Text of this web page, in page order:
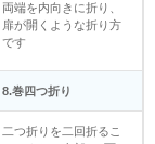
両端を内向きに折り、
扉が開くような折り方
です
8.巻四つ折り
二つ折りを二回折るこ